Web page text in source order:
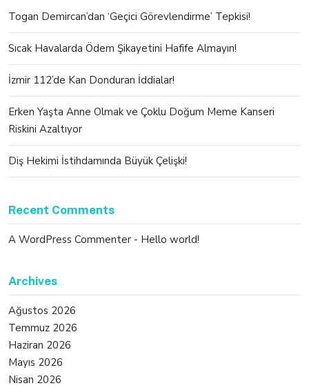
Togan Demircan’dan ‘Geçici Görevlendirme’ Tepkisi!
Sıcak Havalarda Ödem Şikayetini Hafife Almayın!
İzmir 112’de Kan Donduran İddialar!
Erken Yaşta Anne Olmak ve Çoklu Doğum Meme Kanseri
Riskini Azaltıyor
Diş Hekimi İstihdamında Büyük Çelişki!
Recent Comments
A WordPress Commenter - Hello world!
Archives
Ağustos 2026
Temmuz 2026
Haziran 2026
Mayıs 2026
Nisan 2026